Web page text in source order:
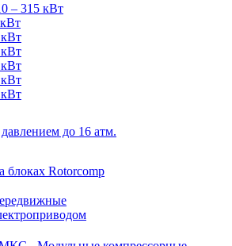
– 315 кВт
до 16 атм.
блоках Rotorcomp